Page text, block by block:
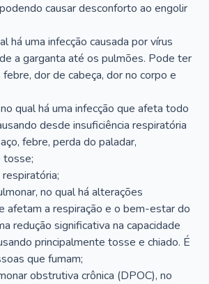
causar desconforto ao engolir
há uma infecção causada por vírus
a garganta até os pulmões. Pode ter
dor de cabeça, dor no corpo e
qual há uma infecção que afeta todo
desde insuficiência respiratória
febre, perda do paladar,
tosse;
no qual há alterações
afetam a respiração e o bem-estar do
redução significativa na capacidade
principalmente tosse e chiado. É
que fumam;
obstrutiva crônica (DPOC), no